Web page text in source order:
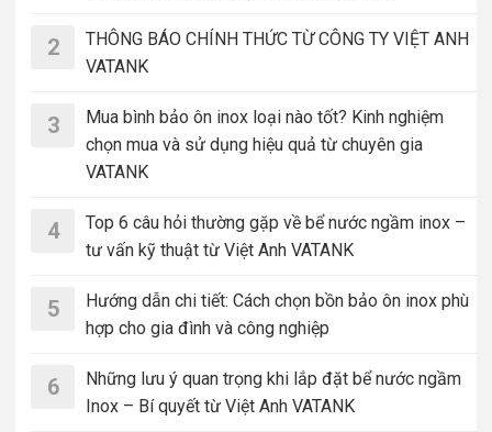
2
THÔNG BÁO CHÍNH THỨC TỪ CÔNG TY VIỆT ANH
VATANK
3
Mua bình bảo ôn inox loại nào tốt? Kinh nghiệm
chọn mua và sử dụng hiệu quả từ chuyên gia
VATANK
4
Top 6 câu hỏi thường gặp về bể nước ngầm inox –
tư vấn kỹ thuật từ Việt Anh VATANK
5
Hướng dẫn chi tiết: Cách chọn bồn bảo ôn inox phù
hợp cho gia đình và công nghiệp
6
Những lưu ý quan trọng khi lắp đặt bể nước ngầm
Inox – Bí quyết từ Việt Anh VATANK